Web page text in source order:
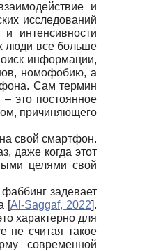
и
исследований
интенсивности
люди все больше
информации,
номофобию, а
Сам термин
– это постоянное
причиняющего
свой смартфон.
даже когда этот
целями свой
задевает
[Al-Saggaf, 2022].
характерно для
не считая такое
современной